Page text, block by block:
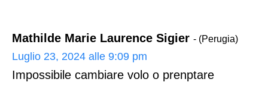
Mathilde Marie Laurence Sigier - (Perugia)
Luglio 23, 2024 alle 9:09 pm
Impossibile cambiare volo o prenptare